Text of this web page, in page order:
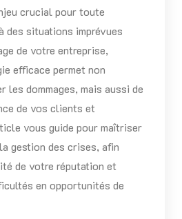
crucial pour toute
des situations imprévues
de votre entreprise,
efficace permet non
les dommages, mais aussi de
de vos clients et
vous guide pour maîtriser
gestion des crises, afin
de votre réputation et
en opportunités de